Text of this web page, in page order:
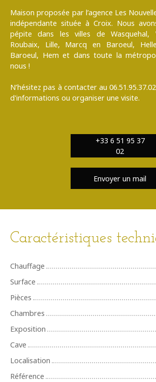
Maison proposée par l’agence Les
indépendante située à Croix. Nous
pépite dans les villes de Wasquehal,
Roubaix, Lille, Marcq en Baroeul,
Baroeul, Hem et dans toute la
nous !
N’hésitez pas à contacter au
d'informations ou organiser une visite.
+33 6 51 95 37
02
Envoyer un mail
Caractéristiques
Chauffage
Surface
Pièces
Chambres
Exposition
Cave
Localisation
Référence